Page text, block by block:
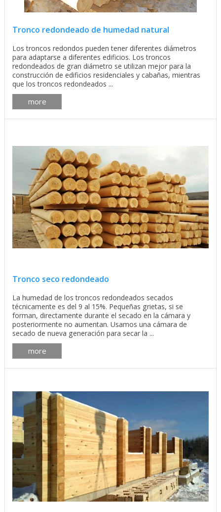
Tronco redondeado de humedad natural
Los troncos redondos pueden tener diferentes diámetros
para adaptarse a diferentes edificios. Los troncos
redondeados de gran diámetro se utilizan mejor para la
construcción de edificios residenciales y cabañas, mientras
que los troncos redondeados ...
more
Tronco seco redondeado
La humedad de los troncos redondeados secados
técnicamente es del 9 al 15%. Pequeñas grietas, si se
forman, directamente durante el secado en la cámara y
posteriormente no aumentan. Usamos una cámara de
secado de nueva generación para secar la ...
more